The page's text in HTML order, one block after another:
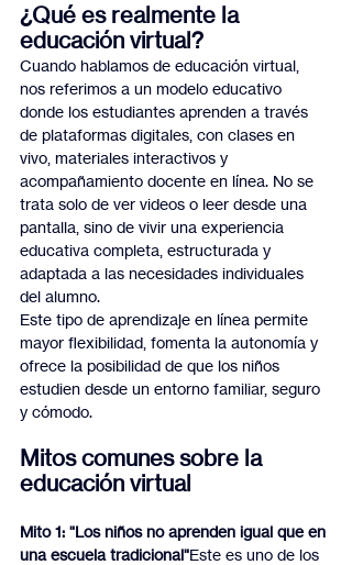
¿Qué es realmente la
educación virtual?
Cuando hablamos de educación virtual,
nos referimos a un modelo educativo
donde los estudiantes aprenden a través
de plataformas digitales, con clases en
vivo, materiales interactivos y
acompañamiento docente en línea. No se
trata solo de ver videos o leer desde una
pantalla, sino de vivir una experiencia
educativa completa, estructurada y
adaptada a las necesidades individuales
del alumno.
Este tipo de aprendizaje en línea permite
mayor flexibilidad, fomenta la autonomía y
ofrece la posibilidad de que los niños
estudien desde un entorno familiar, seguro
y cómodo.
Mitos comunes sobre la
educación virtual
Mito 1: "Los niños no aprenden igual que en
una escuela tradicional"Este es uno de los